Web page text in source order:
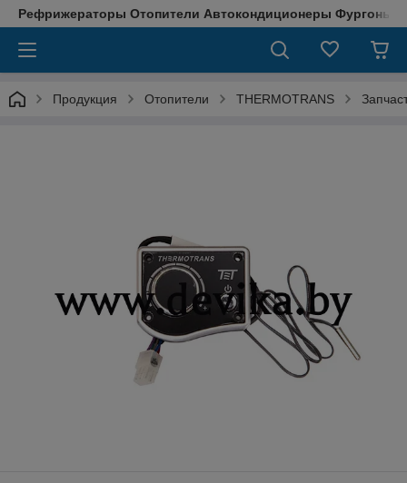
Рефрижераторы Отопители Автокондиционеры Фургоны
Продукция Отопители THERMOTRANS